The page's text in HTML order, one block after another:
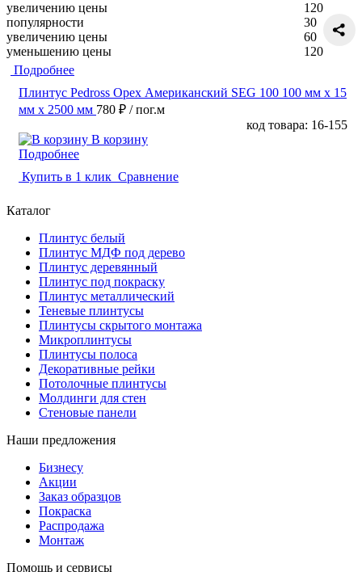
увеличению цены
популярности
увеличению цены
уменьшению цены
120
30
60
120
Подробнее
Плинтус Pedross Орех Американский SEG 100 100 мм х 15
мм х 2500 мм 780 ₽ / пог.м
код товара: 16-155
В корзину
Подробнее
Купить в 1 клик Сравнение
Каталог
Плинтус белый
Плинтус МДФ под дерево
Плинтус деревянный
Плинтус под покраску
Плинтус металлический
Теневые плинтусы
Плинтусы скрытого монтажа
Микроплинтусы
Плинтусы полоса
Декоративные рейки
Потолочные плинтусы
Молдинги для стен
Стеновые панели
Наши предложения
Бизнесу
Акции
Заказ образцов
Покраска
Распродажа
Монтаж
Помощь и сервисы